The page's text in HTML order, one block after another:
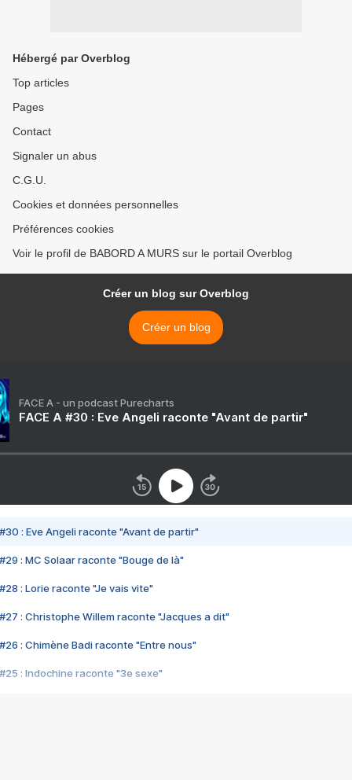
Hébergé par Overblog
Top articles
Pages
Contact
Signaler un abus
C.G.U.
Cookies et données personnelles
Préférences cookies
Voir le profil de BABORD A MURS sur le portail Overblog
Créer un blog sur Overblog
Créer un blog
FACE A - un podcast Purecharts
FACE A #30 : Eve Angeli raconte "Avant de partir"
#30 : Eve Angeli raconte "Avant de partir"
#29 : MC Solaar raconte "Bouge de là"
#28 : Lorie raconte "Je vais vite"
#27 : Christophe Willem raconte "Jacques a dit"
#26 : Chimène Badi raconte "Entre nous"
#25 : Indochine raconte "3e sexe"